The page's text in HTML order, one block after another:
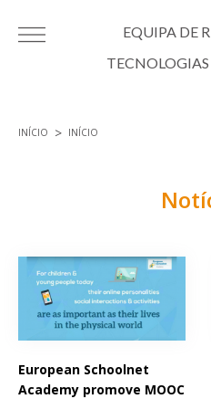
EQUIPA DE
INÍCIO INÍCIO
European Schoolnet
Academy promove MOOC
Páginas